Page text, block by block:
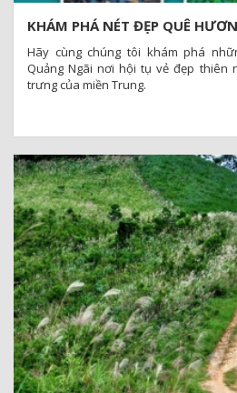
KHÁM PHÁ NÉT ĐẸP QUÊ
Hãy cùng chúng tôi khám phá
Quảng Ngãi nơi hội tụ vẻ đẹp thiên
trưng của miền Trung.